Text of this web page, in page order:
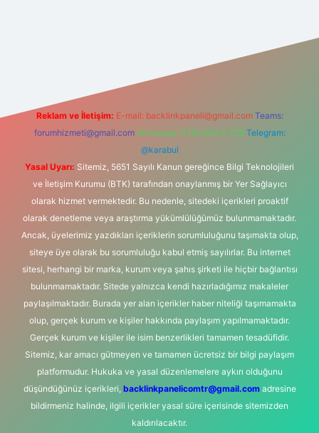
Reklam ve İletişim: E-mail: backlinkpaneli@gmail.com Teams:
forumhizmeti@gmail.com Whatsapp: 0262 606 0 726 Telegram:
@karabul
Yasal Uyarı: Sitemiz, 5651 Sayılı Kanun gereğince Bilgi Teknolojileri
ve İletişim Kurumu (BTK) tarafından onaylanmış bir Yer Sağlayıcı
olarak hizmet vermektedir. Bu nedenle, sitedeki içerikleri proaktif
olarak denetleme veya araştırma yükümlülüğümüz bulunmamaktadır.
Ancak, üyelerimiz yazdıkları içeriklerin sorumluluğunu taşımakta olup,
siteye üye olarak bu sorumluluğu kabul etmiş sayılırlar. Bu internet
sitesi, herhangi bir marka, kurum veya şahıs şirketi ile hiçbir bağlantısı
bulunmamaktadır. Sitede yalnızca kendi hazırladığımız makaleler
paylaşılmaktadır. Burada yer alan içerikler haber niteliği taşımamakta
olup, gerçek kurum ve kişiler hakkında paylaşım yapılmamaktadır.
Gerçek kurum ve kişiler ile isim benzerlikleri tamamen tesadüfidir.
Sitemiz, kar amacı gütmeyen ve tamamen ücretsiz bir bilgi paylaşım
platformudur. Hukuka ve yasal düzenlemelere aykırı olduğunu
düşündüğünüz içerikleri, backlinkpanelicomtr@gmail.comadresine
bildirmeniz halinde, ilgili içerikler yasal süre içerisinde sitemizden
kaldırılacaktır.